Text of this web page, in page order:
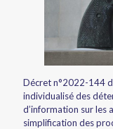
Décret n°2022-144
individualisé des
d’information sur les
simplification des